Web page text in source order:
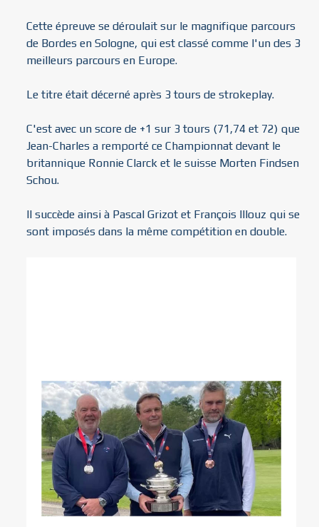
Cette épreuve se déroulait sur le magnifique parcours
de Bordes en Sologne, qui est classé comme l'un des 3
meilleurs parcours en Europe.
Le titre était décerné après 3 tours de strokeplay.
C'est avec un score de +1 sur 3 tours (71,74 et 72) que
Jean-Charles a remporté ce Championnat devant le
britannique Ronnie Clarck et le suisse Morten Findsen
Schou.
Il succède ainsi à Pascal Grizot et François Illouz qui se
sont imposés dans la même compétition en double.